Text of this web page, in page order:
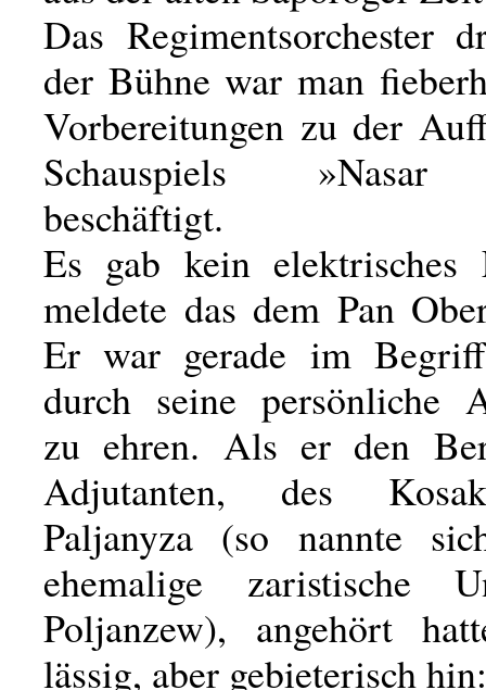
Das Regimentsorchester
der Bühne war man
Vorbereitungen zu der
Schauspiels »Nasar
beschäftigt.
Es gab kein
meldete das dem Pan
Er war gerade im
durch seine persönliche
zu ehren. Als er den
Adjutanten, des
Paljanyza (so nannte
ehemalige zaristische
Poljanzew), angehört
lässig, aber gebieterisch hin: